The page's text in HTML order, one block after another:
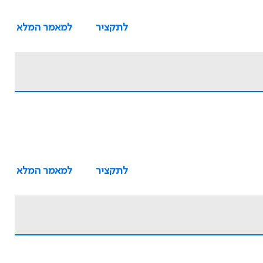
לתקציר
למאמר המלא
לתקציר
למאמר המלא